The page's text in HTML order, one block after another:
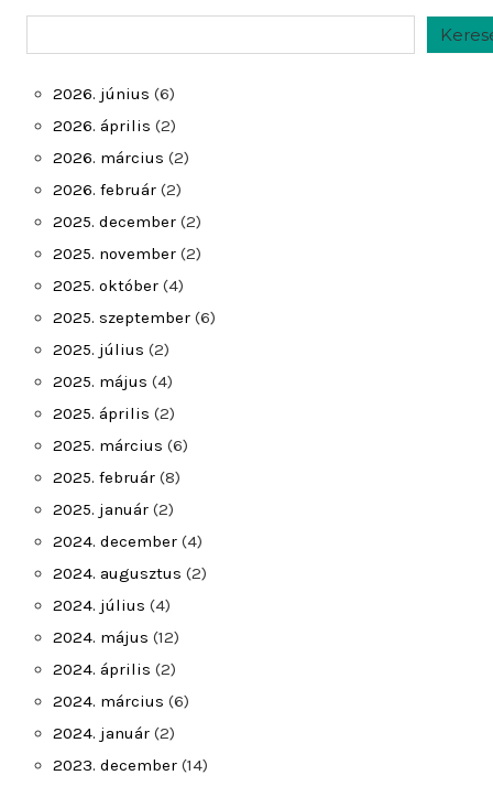
2026. június (6)
2026. április (2)
2026. március (2)
2026. február (2)
2025. december (2)
2025. november (2)
2025. október (4)
2025. szeptember (6)
2025. július (2)
2025. május (4)
2025. április (2)
2025. március (6)
2025. február (8)
2025. január (2)
2024. december (4)
2024. augusztus (2)
2024. július (4)
2024. május (12)
2024. április (2)
2024. március (6)
2024. január (2)
2023. december (14)